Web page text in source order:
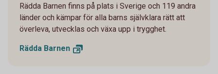
Rädda Barnen finns på plats i Sverige och 119 andra
länder och kämpar för alla barns självklara rätt att
överleva, utvecklas och växa upp i trygghet.
Rädda Barnen